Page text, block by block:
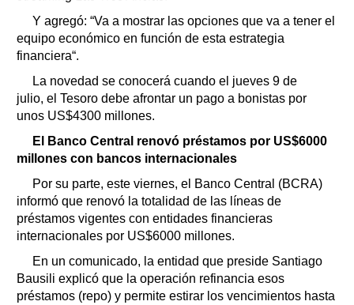
Y agregó: “Va a mostrar las opciones que va a tener el
equipo económico en función de esta estrategia
financiera“.
La novedad se conocerá cuando el jueves 9 de
julio, el Tesoro debe afrontar un pago a bonistas por
unos US$4300 millones.
El Banco Central renovó préstamos por US$6000
millones con bancos internacionales
Por su parte, este viernes, el Banco Central (BCRA)
informó que renovó la totalidad de las líneas de
préstamos vigentes con entidades financieras
internacionales por US$6000 millones.
En un comunicado, la entidad que preside Santiago
Bausili explicó que la operación refinancia esos
préstamos (repo) y permite estirar los vencimientos hasta